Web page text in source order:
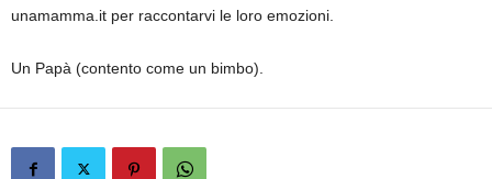
unamamma.it per raccontarvi le loro emozioni.
Un Papà (contento come un bimbo).